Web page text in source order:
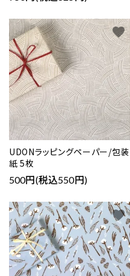
UDONラッピングペーパー/包装
紙 5枚
500円(税込550円)
favorite
favorite